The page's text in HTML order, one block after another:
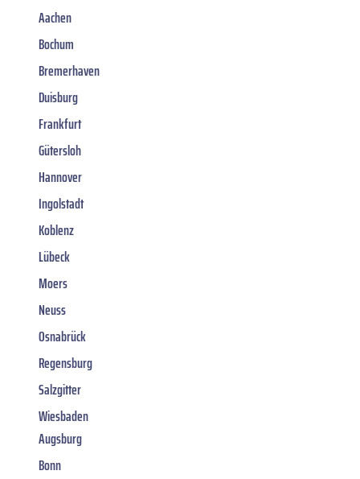
Aachen
Bochum
Bremerhaven
Duisburg
Frankfurt
Gütersloh
Hannover
Ingolstadt
Koblenz
Lübeck
Moers
Neuss
Osnabrück
Regensburg
Salzgitter
Wiesbaden
Augsburg
Bonn